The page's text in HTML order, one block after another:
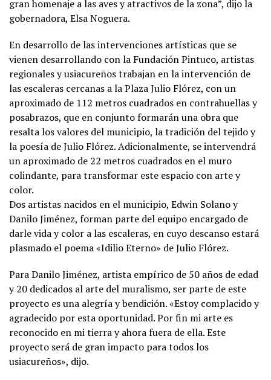
gran homenaje a las aves y atractivos de la zona”, dijo la
gobernadora, Elsa Noguera.
En desarrollo de las intervenciones artísticas que se
vienen desarrollando con la Fundación Pintuco, artistas
regionales y usiacureños trabajan en la intervención de
las escaleras cercanas a la Plaza Julio Flórez, con un
aproximado de 112 metros cuadrados en contrahuellas y
posabrazos, que en conjunto formarán una obra que
resalta los valores del municipio, la tradición del tejido y
la poesía de Julio Flórez. Adicionalmente, se intervendrá
un aproximado de 22 metros cuadrados en el muro
colindante, para transformar este espacio con arte y
color.
Dos artistas nacidos en el municipio, Edwin Solano y
Danilo Jiménez, forman parte del equipo encargado de
darle vida y color a las escaleras, en cuyo descanso estará
plasmado el poema «Idilio Eterno» de Julio Flórez.
Para Danilo Jiménez, artista empírico de 50 años de edad
y 20 dedicados al arte del muralismo, ser parte de este
proyecto es una alegría y bendición. «Estoy complacido y
agradecido por esta oportunidad. Por fin mi arte es
reconocido en mi tierra y ahora fuera de ella. Este
proyecto será de gran impacto para todos los
usiacureños», dijo.